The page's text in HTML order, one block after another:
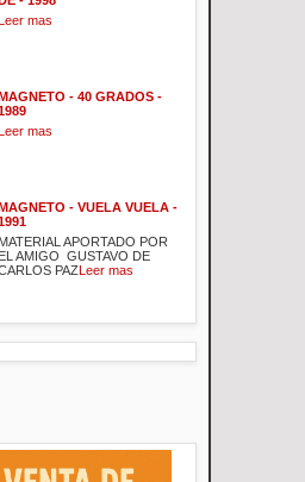
mas
- 40 GRADOS -
mas
- VUELA VUELA -
MATERIAL APORTADO POR
EL AMIGO GUSTAVO DE
PAZLeer mas